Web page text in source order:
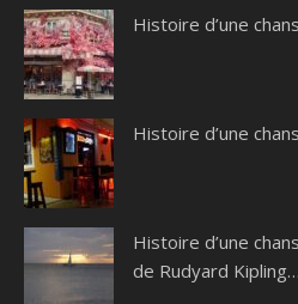
Histoire d’une
Histoire d’une
Histoire d’une
de Rudyard Kipling…